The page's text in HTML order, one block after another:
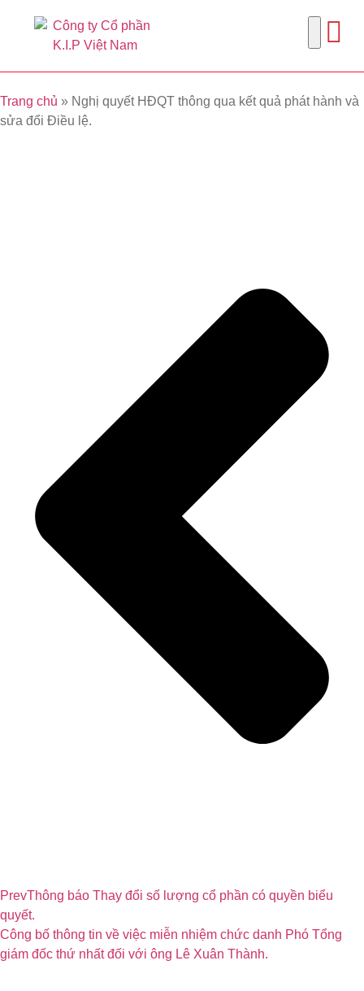
Trang chủ » Nghị quyết HĐQT thông qua kết quả phát hành và
sửa đổi Điều lệ.
PrevThông báo Thay đổi số lượng cổ phần có quyền biểu
quyết.
Công bố thông tin về việc miễn nhiệm chức danh Phó Tổng
giám đốc thứ nhất đối với ông Lê Xuân Thành.